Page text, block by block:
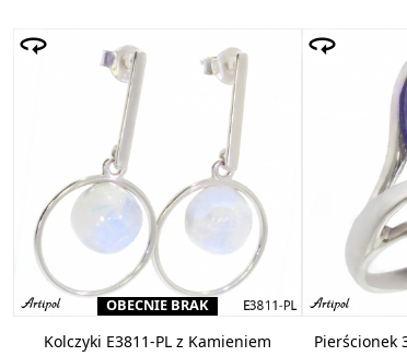
OBECNIE BRAK
Kolczyki E3811-PL z Kamieniem
Pierścionek